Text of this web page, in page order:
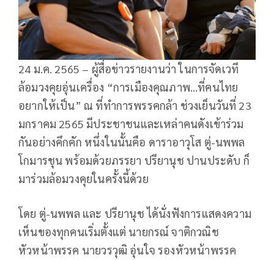
24 ม.ค. 2565 – ผู้สื่อข่าวรายงานว่า ในการจัดเวที
ล้อมวงคุยอุ่นเครื่อง “การเมืองคุณภาพ…ที่คนไทย
อยากให้เป็น” ณ ที่ทำการพรรคกล้า ช่วงเย็นวันที่ 23
มกราคม 2565 มีประชาชนและเหล่าคนดังเข้าร่วม
กันอย่างคึกคัก หนึ่งในนั้นคือ ดาราอาวุโส ตู่-นพพล
โกมารชุน พร้อมด้วยภรรยา ปรียานุช ปานประดับ ก็
มาร่วมล้อมวงคุยในครั้งนี้ด้วย
โดย ตู่-นพพล และ ปรียานุช ได้นั่งฟังการแสดงความ
เห็นของทุกคนเริ่มตั้งแต่ นายกรณ์ จาติกวณิช
หัวหน้าพรรค นายวรวุฒิ อุ่นใจ รองหัวหน้าพรรค